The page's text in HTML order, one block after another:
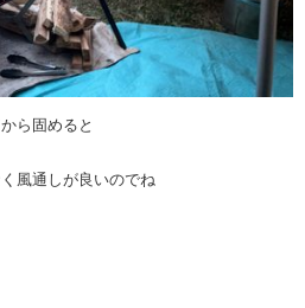
ら固めると
風通しが良いのでね